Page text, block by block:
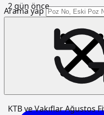
Arama yap
2 gün önce
KTB ve Vakıflar Ağustos